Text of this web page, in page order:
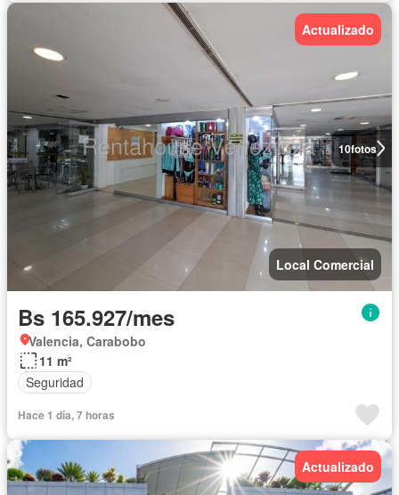
10fotos
Actualizado
Local Comercial
Bs 165.927/mes
Valencia, Carabobo
11 m²
Seguridad
Hace 1 día, 7 horas
Actualizado